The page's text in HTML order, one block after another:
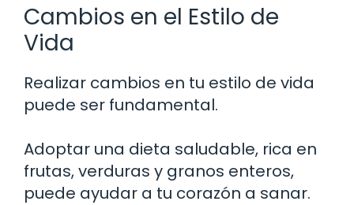
Cambios en el Estilo de
Vida
Realizar cambios en tu estilo de vida
puede ser fundamental.
Adoptar una dieta saludable, rica en
frutas, verduras y granos enteros,
puede ayudar a tu corazón a sanar.